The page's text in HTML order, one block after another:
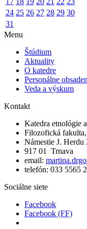
24 25 26 27 28 29 30
31
Menu
Štúdium
Aktuality
O katedre
Personálne
Veda a výskum
Kontakt
Katedra etnológie
Filozofická
Námestie J. Herdu
917 01 Trnava
email:
telefón: 033 5565
Sociálne siete
Facebook
Facebook (FF)